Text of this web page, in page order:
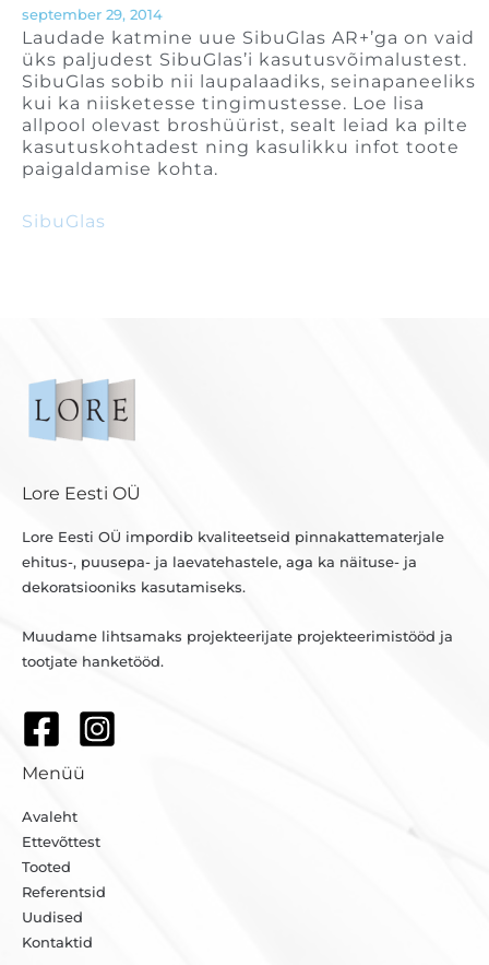
september 29, 2014
Laudade katmine uue SibuGlas AR+’ga on vaid
üks paljudest SibuGlas’i kasutusvõimalustest.
SibuGlas sobib nii laupalaadiks, seinapaneeliks
kui ka niisketesse tingimustesse. Loe lisa
allpool olevast broshüürist, sealt leiad ka pilte
kasutuskohtadest ning kasulikku infot toote
paigaldamise kohta.
SibuGlas
Lore Eesti OÜ
Lore Eesti OÜ impordib kvaliteetseid pinnakattematerjale
ehitus-, puusepa- ja laevatehastele, aga ka näituse- ja
dekoratsiooniks kasutamiseks.
Muudame lihtsamaks projekteerijate projekteerimistööd ja
tootjate hanketööd.
Menüü
Avaleht
Ettevõttest
Tooted
Referentsid
Uudised
Kontaktid